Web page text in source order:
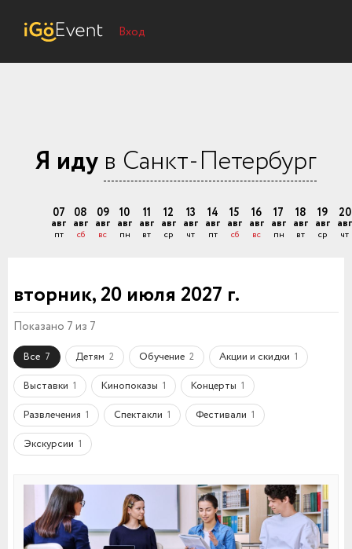
Вход
Я иду в Санкт-Петербург
07
авг
пт
08
авг
сб
09
авг
вс
10
авг
пн
11
авг
вт
12
авг
ср
13
авг
чт
14
авг
пт
15
авг
сб
16
авг
вс
17
авг
пн
18
авг
вт
19
авг
ср
20
авг
чт
вторник, 20 июля 2027 г.
Показано 7 из 7
Все 7 Детям 2 Обучение 2 Акции и скидки 1
Выставки 1 Кинопоказы 1 Концерты 1
Развлечения 1 Спектакли 1 Фестивали 1
Экскурсии 1